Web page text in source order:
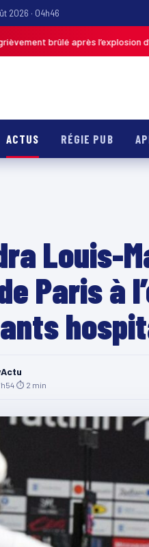
2026 · 04h46
après l’explosion d’une balle
ACTUS RÉGIE PUB
Louis-
Paris à
⏱ 2 min